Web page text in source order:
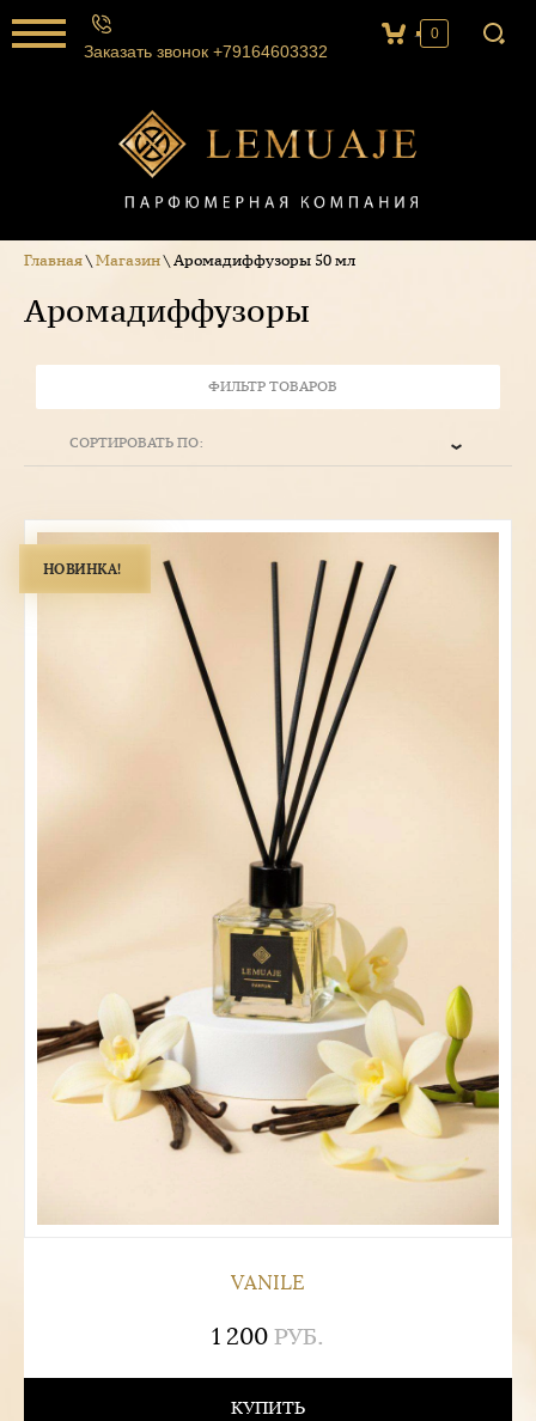
Главная\ Магазин\ Аромадиффузоры 50 мл
Аромадиффузоры
ФИЛЬТР ТОВАРОВ
СОРТИРОВАТЬ ПО:
НОВИНКА!
VANILE
1 200 РУБ.
КУПИТЬ
Заказать звонок +79164603332
0